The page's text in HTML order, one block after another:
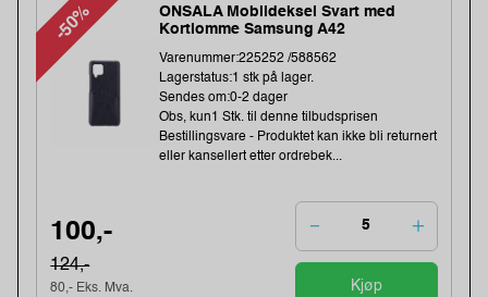
-50%
ONSALA Mobildeksel Svart med
Kortlomme Samsung A42
Varenummer:225252 /588562
Lagerstatus:1 stk på lager.
Sendes om:0-2 dager
Obs, kun1 Stk. til denne tilbudsprisen
Bestillingsvare - Produktet kan ikke bli returnert
eller kansellert etter ordrebek...
100,-
124,-
80,- Eks. Mva. Kjøp